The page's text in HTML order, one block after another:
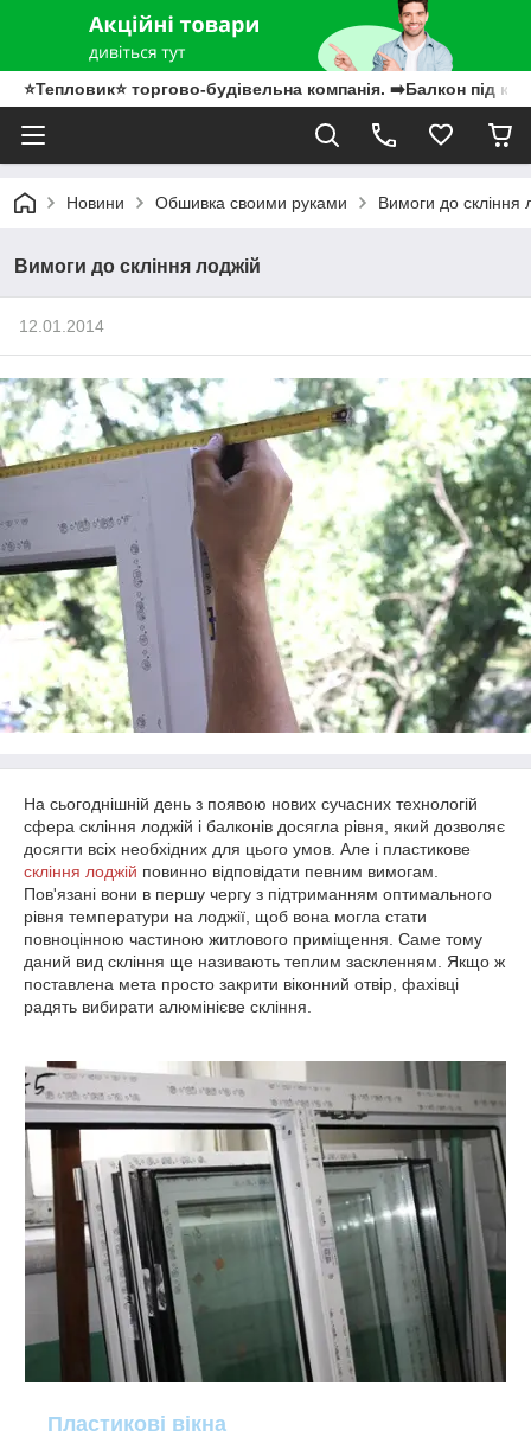
⭐Тепловик⭐ торгово-будівельна компанія. ➡️Балкон під
Новини Обшивка своими руками Вимоги до скління
Вимоги до скління лоджій
12.01.2014
На сьогоднішній день з появою нових сучасних технологій
сфера скління лоджій і балконів досягла рівня, який дозволяє
досягти всіх необхідних для цього умов. Але і пластикове
скління лоджій повинно відповідати певним вимогам.
Пов'язані вони в першу чергу з підтриманням оптимального
рівня температури на лоджії, щоб вона могла стати
повноцінною частиною житлового приміщення. Саме тому
даний вид скління ще називають теплим заскленням. Якщо ж
поставлена мета просто закрити віконний отвір, фахівці
радять вибирати алюмінієве скління.
Пластикові вікна